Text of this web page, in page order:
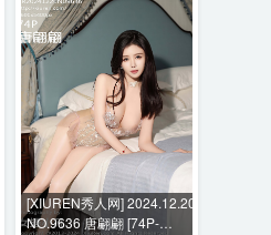
[XIUREN秀人网] 2024.12.20
NO.9636 唐翩翩 [74P-